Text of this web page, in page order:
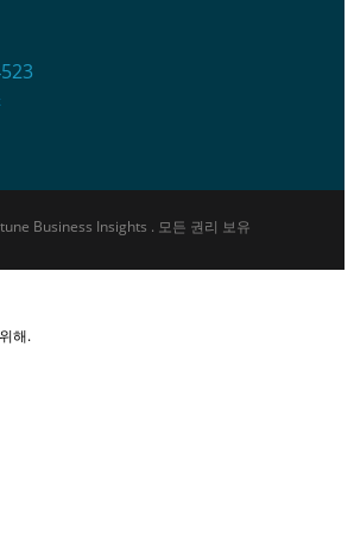
Business Insights . 모든 권리 보유
해.